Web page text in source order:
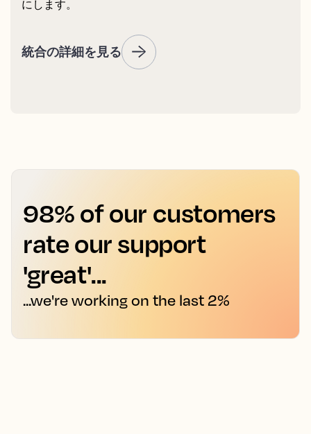
にします。
統合の詳細を見る
98% of our customers
rate our support
'great'...
...we're working on the last 2%